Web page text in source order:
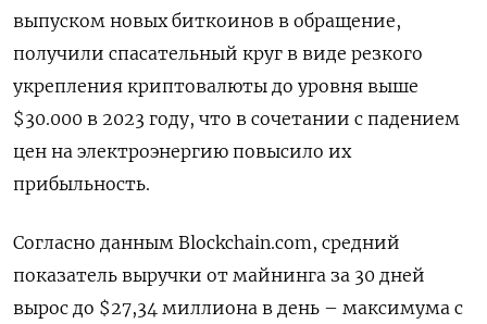
выпуском новых биткоинов в обращение,
получили спасательный круг в виде резкого
укрепления криптовалюты до уровня выше
$30.000 в 2023 году, что в сочетании с падением
цен на электроэнергию повысило их
прибыльность.
Согласно данным Blockchain.com, средний
показатель выручки от майнинга за 30 дней
вырос до $27,34 миллиона в день – максимума с